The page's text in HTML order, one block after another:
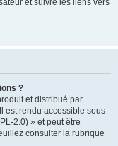
et suivre les liens vers
?
et distribué par
est rendu accessible sous
2.0) » et peut être
consulter la rubrique